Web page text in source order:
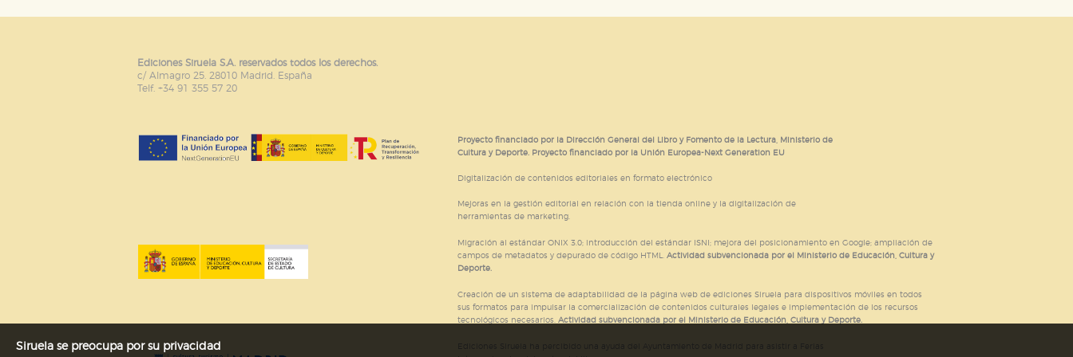
Ediciones Siruela S.A. reservados todos los derechos.
c/ Almagro 25. 28010 Madrid. España
Telf. +34 91 355 57 20
Proyecto financiado por la Dirección General del Libro y Fomento de la Lectura, Ministerio de
Cultura y Deporte. Proyecto financiado por la Unión Europea-Next Generation EU
Digitalización de contenidos editoriales en formato electrónico
Mejoras en la gestión editorial en relación con la tienda online y la digitalización de
herramientas de marketing.
Migración al estándar ONIX 3.0; introducción del estándar ISNI; mejora del posicionamiento en Google; ampliación de
campos de metadatos y depurado de código HTML. Actividad subvencionada por el Ministerio de Educación, Cultura y
Deporte.
Creación de un sistema de adaptabilidad de la página web de ediciones Siruela para dispositivos móviles en todos
sus formatos para impulsar la comercialización de contenidos culturales legales e implementación de los recursos
tecnológicos necesarios. Actividad subvencionada por el Ministerio de Educación, Cultura y Deporte.
Siruela se preocupa por su privacidad